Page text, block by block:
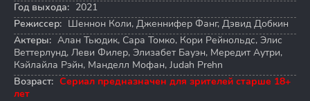
Год выхода: 2021
Режиссер: Шеннон Коли, Дженнифер Фанг, Дэвид Добкин
Актеры: Алан Тьюдик, Сара Томко, Кори Рейнольдс, Элис
Веттерлунд, Леви Филер, Элизабет Бауэн, Мередит Аутри,
Кэйлайла Рэйн, Манделл Мофан, Judah Prehn
Возраст: Сериал предназначен для зрителей старше 18+
лет